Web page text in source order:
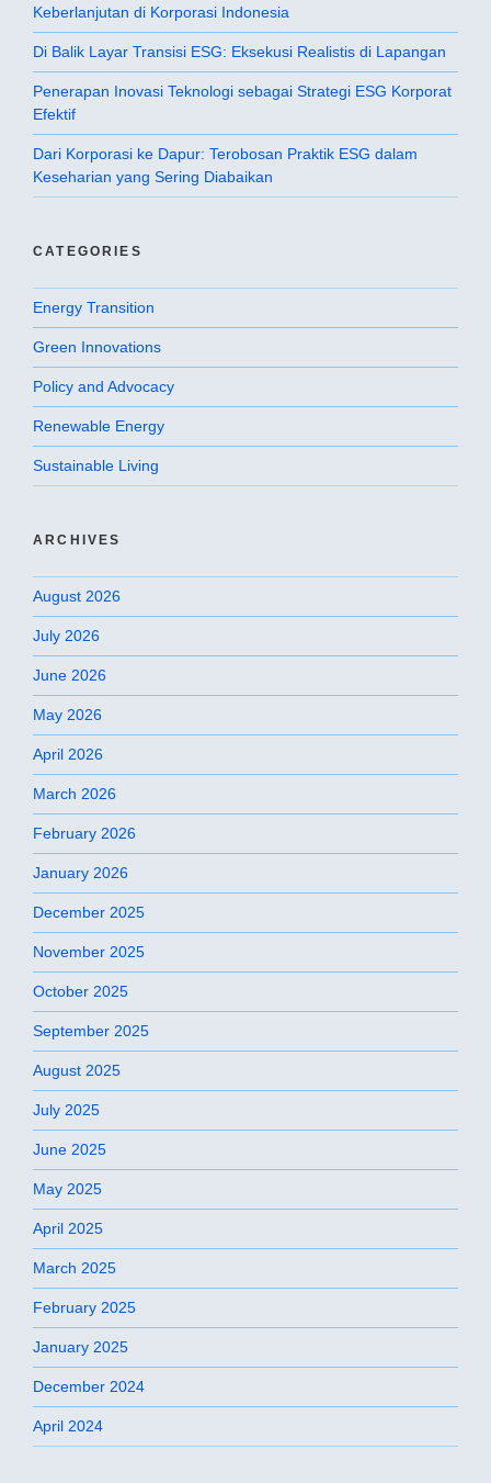
Keberlanjutan di Korporasi Indonesia
Di Balik Layar Transisi ESG: Eksekusi Realistis di Lapangan
Penerapan Inovasi Teknologi sebagai Strategi ESG Korporat
Efektif
Dari Korporasi ke Dapur: Terobosan Praktik ESG dalam
Keseharian yang Sering Diabaikan
CATEGORIES
Energy Transition
Green Innovations
Policy and Advocacy
Renewable Energy
Sustainable Living
ARCHIVES
August 2026
July 2026
June 2026
May 2026
April 2026
March 2026
February 2026
January 2026
December 2025
November 2025
October 2025
September 2025
August 2025
July 2025
June 2025
May 2025
April 2025
March 2025
February 2025
January 2025
December 2024
April 2024